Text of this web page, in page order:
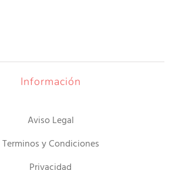
Información
Aviso Legal
Terminos y Condiciones